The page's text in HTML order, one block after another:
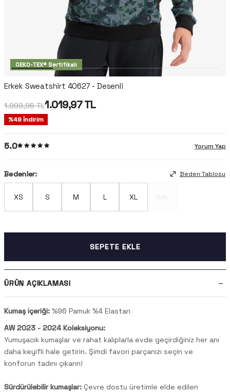
OEKO-TEX® Sertifikalı
Erkek Sweatshirt 40627 - Desenli
1.999,95TL1.019,97TL
%49İndirim
5.0 Yorum Yap
Bedenler: Beden Tablosu
XS S M L XL
SEPETE EKLE
ÜRÜN AÇIKLAMASI
Kumaş içeriği: %96 Pamuk %4 Elastan
AW 2023 - 2024 Koleksiyonu:
Yumuşacık kumaşlar ve rahat kalıplarla evde geçirdiğiniz her anı
daha keyifli hale getirin. Şimdi favori parçanızı seçin ve
konforun tadını çıkarın!
Sürdürülebilir kumaşlar: Çevre dostu üretimle elde edilen